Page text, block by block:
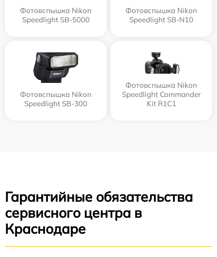
Фотовспышка Nikon
Speedlight SB-5000
Фотовспышка Nikon
Speedlight SB-N10
Фотовспышка Nikon
Speedlight SB-300
Фотовспышка Nikon
Speedlight Commander
Kit R1C1
Гарантийные обязательства
сервисного центра в
Краснодаре